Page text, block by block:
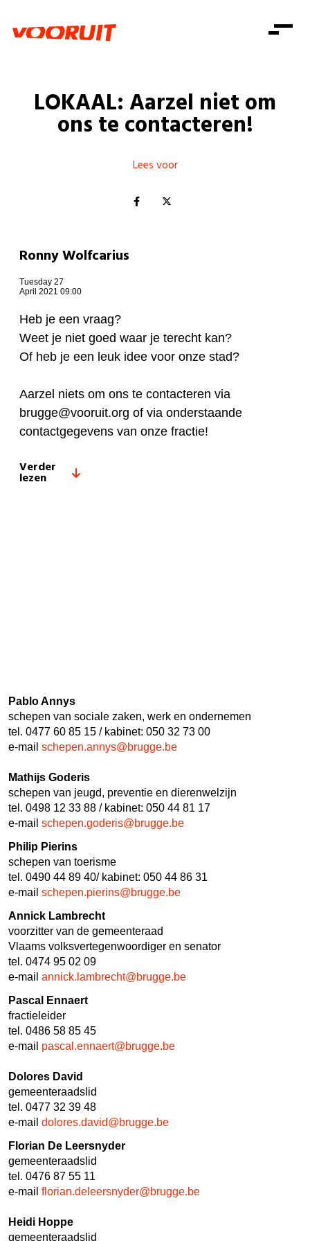
Zorg
Gelijke kansen
Welzijn
Consumentenbescherming
Kinderen en jongeren
Onze mensen
Standpunten
Vacatures
Doe mee
Doe mee
Word lid
Shop
Login
LOKAAL: Aarzel niet om
ons te contacteren!
Lees voor
Ronny Wolfcarius
Tuesday 27
April 2021 09:00
Heb je een vraag?
Weet je niet goed waar je terecht kan?
Of heb je een leuk idee voor onze stad?
Aarzel niets om ons te contacteren via
brugge@vooruit.org of via onderstaande
contactgegevens van onze fractie!
Verder
lezen
Pablo Annys
schepen van sociale zaken, werk en ondernemen
tel. 0477 60 85 15 / kabinet: 050 32 73 00
e-mail schepen.annys@brugge.be
Mathijs Goderis
schepen van jeugd, preventie en dierenwelzijn
tel. 0498 12 33 88 / kabinet: 050 44 81 17
e-mail schepen.goderis@brugge.be
Philip Pierins
schepen van toerisme
tel. 0490 44 89 40/ kabinet: 050 44 86 31
e-mail schepen.pierins@brugge.be
Annick Lambrecht
voorzitter van de gemeenteraad
Vlaams volksvertegenwoordiger en senator
tel. 0474 95 02 09
e-mail annick.lambrecht@brugge.be
Pascal Ennaert
fractieleider
tel. 0486 58 85 45
e-mail pascal.ennaert@brugge.be
Dolores David
gemeenteraadslid
tel. 0477 32 39 48
e-mail dolores.david@brugge.be
Florian De Leersnyder
gemeenteraadslid
tel. 0476 87 55 11
e-mail florian.deleersnyder@brugge.be
Heidi Hoppe
gemeenteraadslid